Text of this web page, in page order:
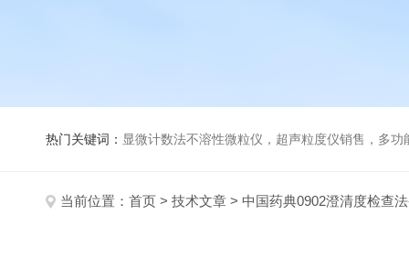
热门关键词： 显微计数法不溶性微粒仪，超声粒度仪销售，多功能超声粒度分析仪，粒度及
当前位置： 首页 > 技术文章 > 中国药典0902澄清度检查